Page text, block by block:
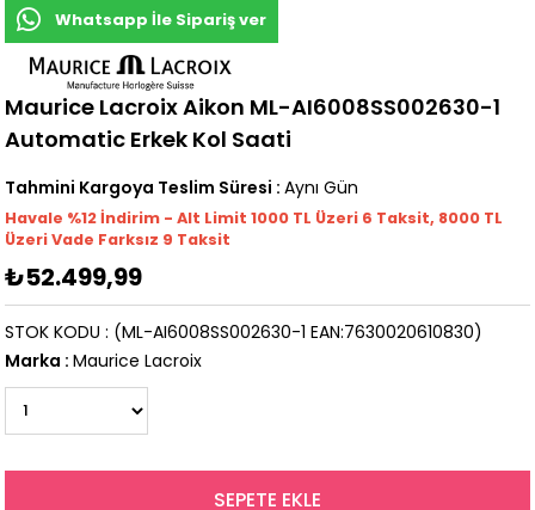
Whatsapp İle Sipariş ver
Maurice Lacroix Aikon ML-AI6008SS002630-1
Automatic Erkek Kol Saati
Tahmini Kargoya Teslim Süresi : Aynı Gün
Havale %12 İndirim - Alt Limit 1000 TL Üzeri 6 Taksit, 8000 TL
Üzeri Vade Farksız 9 Taksit
₺52.499,99
(ML-AI6008SS002630-1 EAN:7630020610830)
STOK KODU
Marka : Maurice Lacroix